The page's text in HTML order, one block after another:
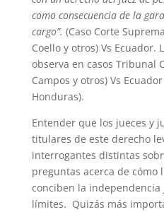
como consecuencia de la
cargo”. (Caso Corte
Coello y otros) Vs Ecuador.
observa en casos Tribunal
Campos y otros) Vs
Honduras).
Entender que los jueces y
titulares de este derecho
interrogantes distintas
preguntas acerca de cómo
conciben la
límites. Quizás más